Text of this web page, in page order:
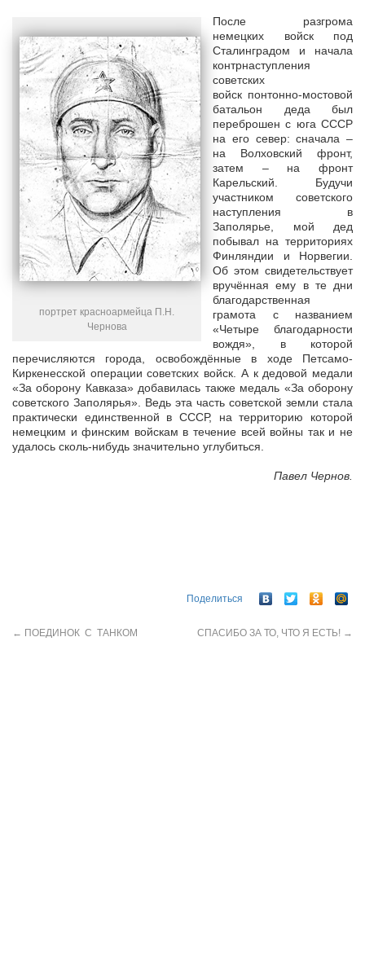
портрет красноармейца П.Н.
Чернова
После разгрома
немецких войск под
Сталинградом и начала
контрнаступления
советских
войск понтонно-мостовой
батальон деда был
переброшен с юга СССР
на его север: сначала –
на Волховский фронт,
затем – на фронт
Карельский. Будучи
участником советского
наступления в
Заполярье, мой дед
побывал на территориях
Финляндии и Норвегии.
Об этом свидетельствует
вручённая ему в те дни
благодарственная
грамота с названием
«Четыре благодарности
вождя», в которой
перечисляются города, освобождённые в ходе Петсамо-
Киркенесской операции советских войск. А к дедовой медали
«За оборону Кавказа» добавилась также медаль «За оборону
советского Заполярья». Ведь эта часть советской земли стала
практически единственной в СССР, на территорию которой
немецким и финским войскам в течение всей войны так и не
удалось сколь-нибудь значительно углубиться.
Павел Чернов.
Поделиться
← ПОЕДИНОК С ТАНКОМ СПАСИБО ЗА ТО, ЧТО Я ЕСТЬ! →